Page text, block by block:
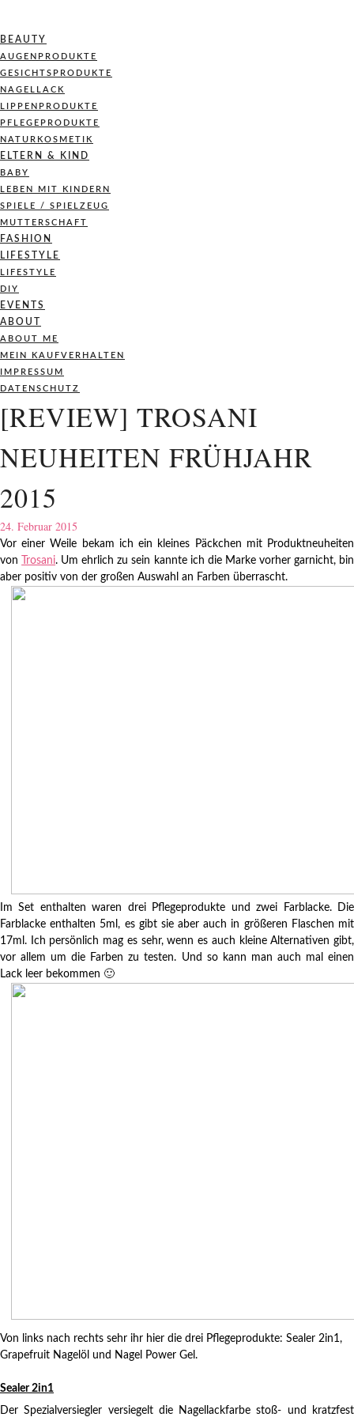
BEAUTY
AUGENPRODUKTE
GESICHTSPRODUKTE
NAGELLACK
LIPPENPRODUKTE
PFLEGEPRODUKTE
NATURKOSMETIK
ELTERN & KIND
BABY
LEBEN MIT KINDERN
SPIELE / SPIELZEUG
MUTTERSCHAFT
FASHION
LIFESTYLE
LIFESTYLE
DIY
EVENTS
ABOUT
ABOUT ME
MEIN KAUFVERHALTEN
IMPRESSUM
DATENSCHUTZ
[REVIEW] TROSANI
NEUHEITEN FRÜHJAHR
2015
24. Februar 2015
Vor einer Weile bekam ich ein kleines Päckchen mit Produktneuheiten
von
Trosani. Um ehrlich zu sein kannte ich die Marke vorher garnicht, bin
aber positiv von der großen Auswahl an Farben überrascht.
Im Set enthalten waren drei Pflegeprodukte und zwei Farblacke. Die
Farblacke enthalten 5ml, es gibt sie aber auch in größeren Flaschen mit
17ml. Ich persönlich mag es sehr, wenn es auch kleine Alternativen gibt,
vor allem um die Farben zu testen. Und so kann man auch mal einen
Lack leer bekommen 🙂
Von links nach rechts sehr ihr hier die drei Pflegeprodukte: Sealer 2in1,
Grapefruit Nagelöl und Nagel Power Gel.
Sealer 2in1
Der Spezialversiegler versiegelt die Nagellackfarbe stoß- und kratzfest